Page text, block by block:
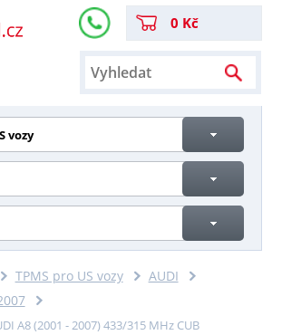
0 Kč
vozy
TPMS pro US vozy
AUDI
A8 (2001 - 2007) 433/315 MHz CUB